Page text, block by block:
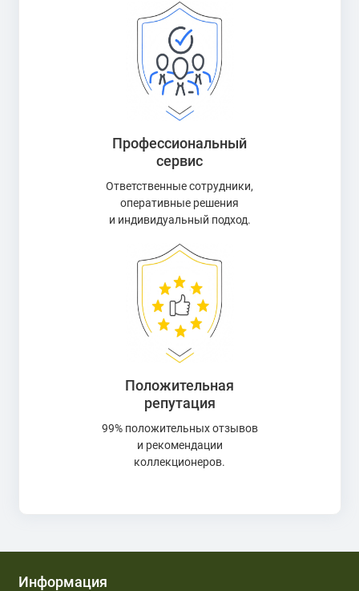
Профессиональный
сервис
Ответственные сотрудники,
оперативные решения
и индивидуальный подход.
Положительная
репутация
99% положительных отзывов
и рекомендации
коллекционеров.
Информация